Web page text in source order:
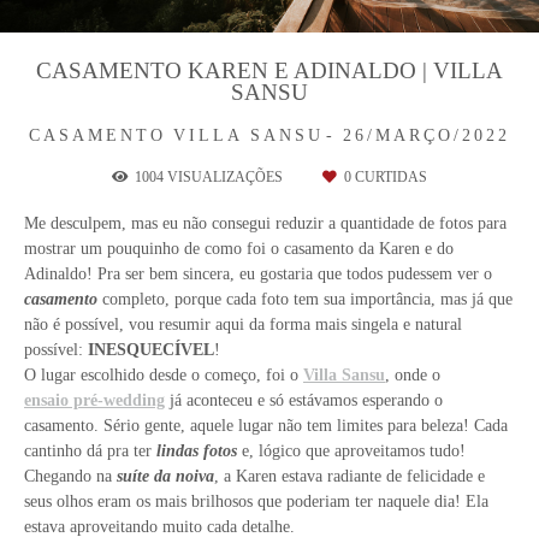
CASAMENTO VILLA SANSU 26/MARÇO/2022
CASAMENTO KAREN E ADINALDO | VILLA
SANSU
1004 VISUALIZAÇÕES 0 CURTIDAS
Me desculpem, mas eu não consegui reduzir a quantidade de fotos para
mostrar um pouquinho de como foi o casamento da Karen e do
Adinaldo! Pra ser bem sincera, eu gostaria que todos pudessem ver o
casamento completo, porque cada foto tem sua importância, mas já que
não é possível, vou resumir aqui da forma mais singela e natural
possível: INESQUECÍVEL!
O lugar escolhido desde o começo, foi o Villa Sansu , onde o
ensaio pré-wedding já aconteceu e só estávamos esperando o
casamento. Sério gente, aquele lugar não tem limites para beleza! Cada
cantinho dá pra ter lindas fotos e, lógico que aproveitamos tudo!
Chegando na suíte da noiva , a Karen estava radiante de felicidade e
seus olhos eram os mais brilhosos que poderiam ter naquele dia! Ela
estava aproveitando muito cada detalhe.